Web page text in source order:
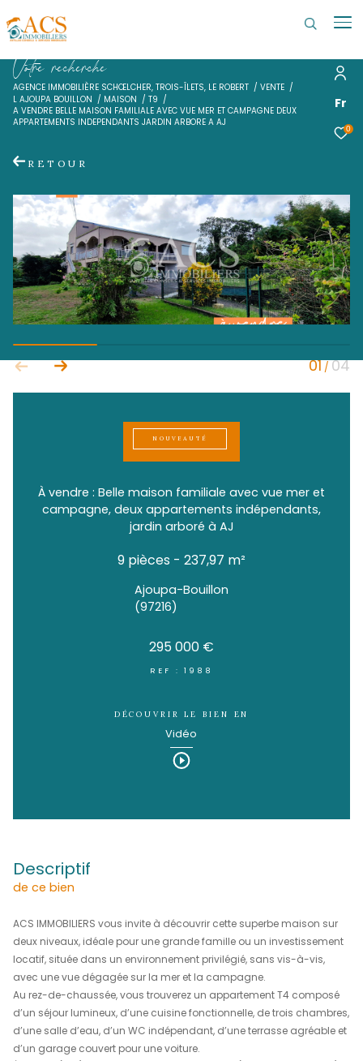
Votre recherche
AGENCE IMMOBILIÈRE SCHŒLCHER, TROIS-ÎLETS, LE ROBERT
VENTE
L AJOUPA BOUILLON
MAISON
T9
A VENDRE BELLE MAISON FAMILIALE AVEC VUE MER ET CAMPAGNE
APPARTEMENTS INDEPENDANTS JARDIN ARBORE A AJ
RETOUR
À vendre : Belle maison familiale avec vue
jardin arboré à AJ
Ajoupa-Bouillon
(97216)
Vidéo